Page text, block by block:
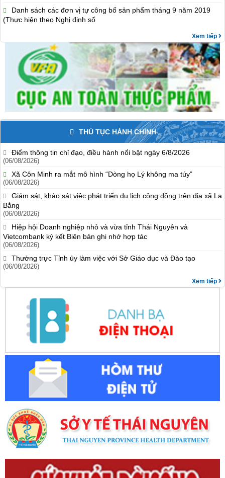
Danh sách các đơn vị tự công bố sản phẩm tháng 9 năm 2019
(Thực hiện theo Nghị định số
Xem tiếp
THỦ TỤC HÀNH CHÍNH
Điểm thông tin chỉ đạo, điều hành nổi bật ngày 6/8/2026
(06/08/2026)
Xã Côn Minh ra mắt mô hình “Dòng họ Lý không ma túy”
(06/08/2026)
Giám sát, khảo sát việc phát triển du lịch cộng đồng trên địa xã La
Bằng
(06/08/2026)
Hiệp hội Doanh nghiệp nhỏ và vừa tỉnh Thái Nguyên và
Vietcombank ký kết Biên bản ghi nhớ hợp tác
(06/08/2026)
Thường trực Tỉnh ủy làm việc với Sở Giáo dục và Đào tạo
(06/08/2026)
Xem tiếp